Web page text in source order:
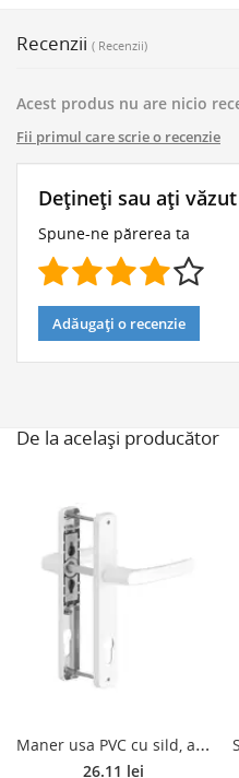
Recenzii ( Recenzii)
Acest produs nu are nicio
Fii primul care scrie o recenzie
Dețineți sau ați
Spune-ne părerea ta
Adăugați o recenzie
De la același producător
M
aner usa PVC cu sild, aluminiu, alb RAL 9016, 85 mm
26.11 lei